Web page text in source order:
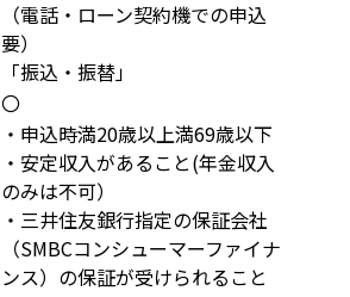
（電話・ローン契約機での申込
要）
「振込・振替」
〇
・申込時満20歳以上満69歳以下
・安定収入があること(年金収入
のみは不可）
・三井住友銀行指定の保証会社
（SMBCコンシューマーファイナ
ンス）の保証が受けられること